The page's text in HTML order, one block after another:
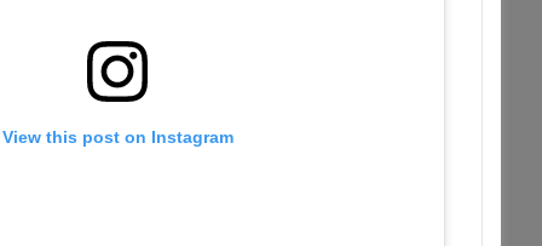
View this post on Instagram